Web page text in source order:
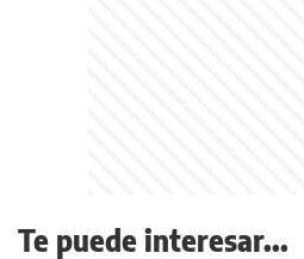
Te puede interesar...